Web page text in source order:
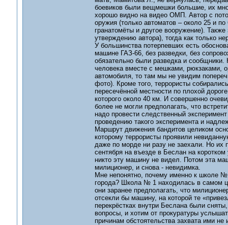
боевиков были вещмешки большие, их
хорошо видно на видео ОМП. Автор с
оружия (только автоматов – около 25 и
гранатомёты и другое вооружение).
утверждению автора), тогда как только
У большинства потерпевших есть
машине ГАЗ-66, без разведки, без
обязательно были разведка и
человека вместе с мешками, рюкзаками,
автомобиля, то там мы не увидим
фото). Кроме того, террористы
пересечённой местности по плохой
которого около 40 км. И совершенно
более не могли предполагать, что
надо провести следственный
проведению такого эксперимента и
Маршрут движения бандитов целиком
которому террористы проявили
даже по морде ни разу не заехали. Но их
сентября на въезде в Беслан на
никто эту машину не видел. Потом эта
милиционер, и снова - невидимка.
Мне непонятно, почему именно к школе
города? Школа № 1 находилась в самом
они заранее предполагать, что
отсекли бы машину, на которой те
перекрёстках внутри Беслана были
вопросы, и хотим от прокуратуры
причинам обстоятельства захвата ими не